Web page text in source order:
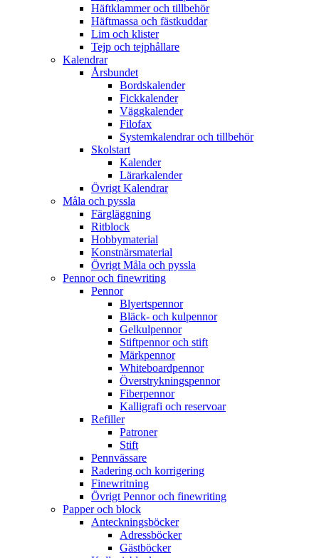
Häftklammer och tillbehör
Häftmassa och fästkuddar
Lim och klister
Tejp och tejphållare
Kalendrar
Årsbundet
Bordskalender
Fickkalender
Väggkalender
Filofax
Systemkalendrar och tillbehör
Skolstart
Kalender
Lärarkalender
Övrigt Kalendrar
Måla och pyssla
Färgläggning
Ritblock
Hobbymaterial
Konstnärsmaterial
Övrigt Måla och pyssla
Pennor och finewriting
Pennor
Blyertspennor
Bläck- och kulpennor
Gelkulpennor
Stiftpennor och stift
Märkpennor
Whiteboardpennor
Överstrykningspennor
Fiberpennor
Kalligrafi och reservoar
Refiller
Patroner
Stift
Pennvässare
Radering och korrigering
Finewritning
Övrigt Pennor och finewriting
Papper och block
Anteckningsböcker
Adressböcker
Gästböcker